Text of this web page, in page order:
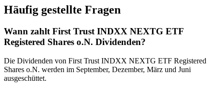
Häufig gestellte Fragen
Wann zahlt First Trust INDXX NEXTG ETF
Registered Shares o.N. Dividenden?
Die Dividenden von First Trust INDXX NEXTG ETF Registered
Shares o.N. werden im September, Dezember, März und Juni
ausgeschüttet.